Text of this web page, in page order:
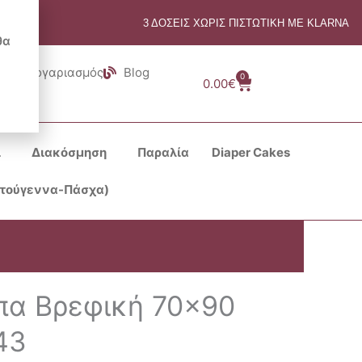
3 ΔΟΣΕΙΣ ΧΩΡΙΣ ΠΙΣΤΩΤΙΚΗ ΜΕ KLARNA
Λογαριασμός Blog
0.00€
0
Cart
Διακόσμηση Παραλία Diaper Cakes
Πάσχα)
Βρεφική 70×90